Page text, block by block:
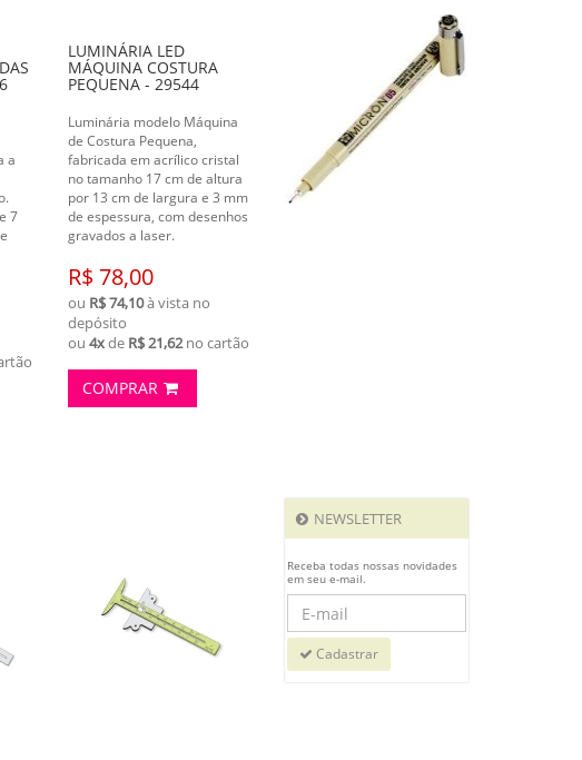
a
7
LUMINÁRIA LED
MÁQUINA COSTURA
PEQUENA - 29544
Luminária modelo Máquina
de Costura Pequena,
fabricada em acrílico cristal
no tamanho 17 cm de altura
por 13 cm de largura e 3 mm
de espessura, com desenhos
gravados a laser.
R$ 78,00
ou R$ 74,10à vista no
depósito
ou 4xde R$ 21,62no cartão
COMPRAR
NEWSLETTER
Receba todas nossas novidades
em seu e-mail.
Cadastrar